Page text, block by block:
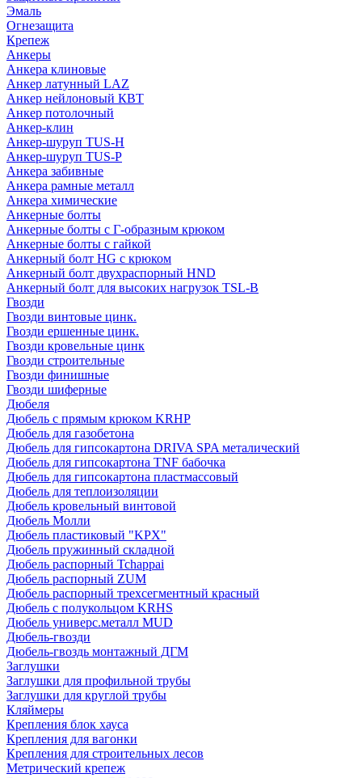
Эмаль
Огнезащита
Крепеж
Анкеры
Анкера клиновые
Анкер латунный LAZ
Анкер нейлоновый КВТ
Анкер потолочный
Анкер-клин
Анкер-шуруп TUS-H
Анкер-шуруп TUS-P
Анкера забивные
Анкера рамные металл
Анкера химические
Анкерные болты
Анкерные болты с Г-образным крюком
Анкерные болты с гайкой
Анкерный болт HG с крюком
Анкерный болт двухраспорный HND
Анкерный болт для высоких нагрузок TSL-B
Гвозди
Гвозди винтовые цинк.
Гвозди ершенные цинк.
Гвозди кровельные цинк
Гвозди строительные
Гвозди финишные
Гвозди шиферные
Дюбеля
Дюбель с прямым крюком KRHP
Дюбель для газобетона
Дюбель для гипсокартона DRIVA SPA металический
Дюбель для гипсокартона TNF бабочка
Дюбель для гипсокартона пластмассовый
Дюбель для теплоизоляции
Дюбель кровельный винтовой
Дюбель Молли
Дюбель пластиковый "KPX"
Дюбель пружинный складной
Дюбель распорный Tchappai
Дюбель распорный ZUM
Дюбель распорный трехсегментный красный
Дюбель с полукольцом KRHS
Дюбель универс.металл MUD
Дюбель-гвозди
Дюбель-гвоздь монтажный ДГМ
Заглушки
Заглушки для профильной трубы
Заглушки для круглой трубы
Кляймеры
Крепления блок хауса
Крепления для вагонки
Крепления для строительных лесов
Метрический крепеж